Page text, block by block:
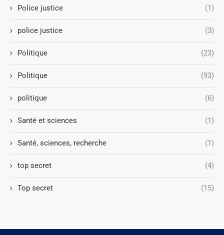
Police justice (1)
police justice (3)
Politique (23)
Politique (93)
politique (6)
Santé et sciences (1)
Santé, sciences, recherche (1)
top secret (4)
Top secret (15)